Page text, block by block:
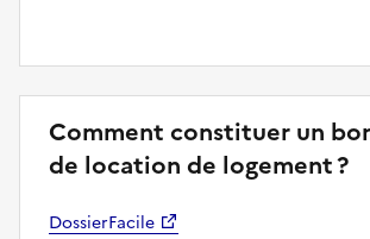
Comment constituer un
de location de logement ?
DossierFacile